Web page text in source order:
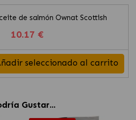
de salmón Ownat Scottish
10.17 €
seleccionado al carrito
Gustar...